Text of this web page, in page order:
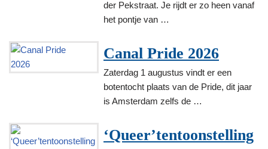
der Pekstraat. Je rijdt er zo heen vanaf
het pontje van …
Canal Pride 2026
Zaterdag 1 augustus vindt er een
botentocht plaats van de Pride, dit jaar
is Amsterdam zelfs de …
‘Queer’tentoonstelling